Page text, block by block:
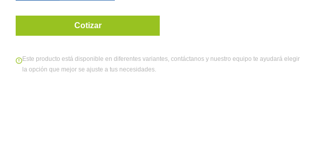
Cotizar
Este producto está disponible en diferentes variantes, contáctanos y nuestro equipo te ayudará elegir
la opción que mejor se ajuste a tus necesidades.